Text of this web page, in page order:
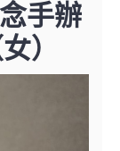
手辦
）